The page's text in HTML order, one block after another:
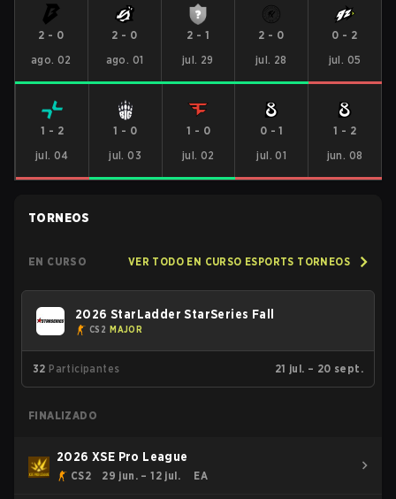
2 - 0
ago. 02
2 - 0
ago. 01
2 - 1
jul. 29
2 - 0
jul. 28
0 - 2
jul. 05
1 - 2
jul. 04
1 - 0
jul. 03
1 - 0
jul. 02
0 -1
jul. 01
1 - 2
jun. 08
TORNEOS
EN CURSO VER TODO EN CURSO ESPORTS TORNEOS
2026 StarLadder StarSeries Fall
CS2 MAJOR
32 Participantes 21 jul. – 20 sept.
FINALIZADO
2026 XSE Pro League
CS2 29 jun. – 12 jul. EA